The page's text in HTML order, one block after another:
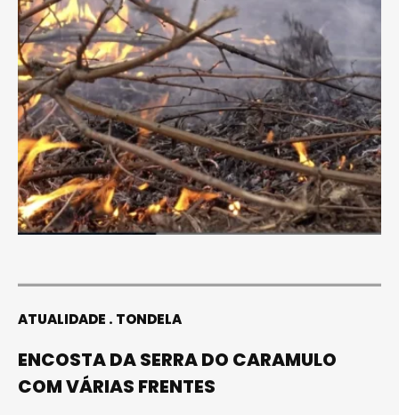
ATUALIDADE TONDELA
ENCOSTA DA SERRA DO CARAMULO
COM VÁRIAS FRENTES